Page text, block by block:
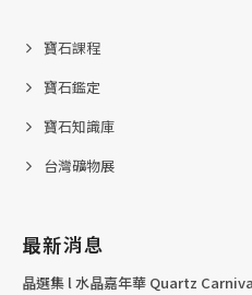
寶石課程
寶石鑑定
寶石知識庫
台灣礦物展
最新消息
晶選集 l 水晶嘉年華 Quartz